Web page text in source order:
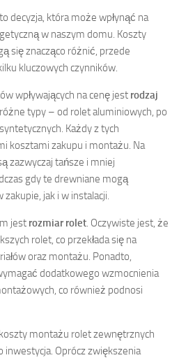
decyzja, która może wpłynąć na
w naszym domu. Koszty
się znacząco różnić, przede
kluczowych czynników.
wpływających na cenę jest rodzaj
typy – od rolet aluminiowych, po
Każdy z tych
kosztami zakupu i montażu. Na
zazwyczaj tańsze i mniej
gdy te drewniane mogą
jak i w instalacji.
jest rozmiar rolet. Oczywiste jest, że
rolet, co przekłada się na
oraz montażu. Ponadto,
dodatkowego wzmocnienia
co również podnosi
montażu rolet zewnętrznych
Oprócz zwiększenia